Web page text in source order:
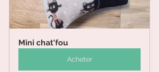
Mini chat'fou
Acheter